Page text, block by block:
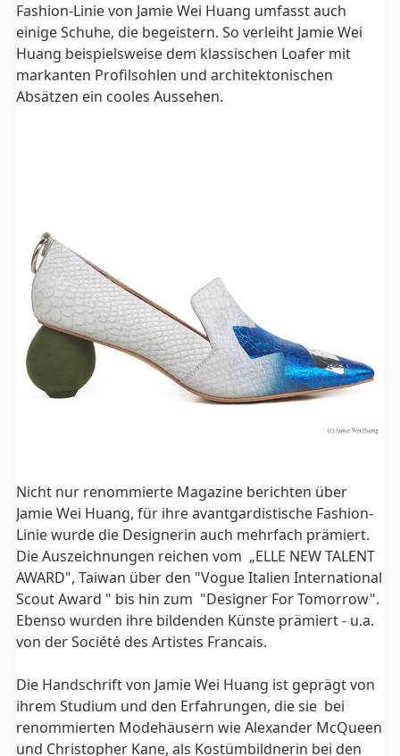
Fashion-Linie von Jamie Wei Huang umfasst auch
einige Schuhe, die begeistern. So verleiht Jamie Wei
Huang beispielsweise dem klassischen Loafer mit
markanten Profilsohlen und architektonischen
Absätzen ein cooles Aussehen.
Nicht nur renommierte Magazine berichten über
Jamie Wei Huang, für ihre avantgardistische Fashion-
Linie wurde die Designerin auch mehrfach prämiert.
Die Auszeichnungen reichen vom „ELLE NEW TALENT
AWARD", Taiwan über den "Vogue Italien International
Scout Award " bis hin zum "Designer For Tomorrow".
Ebenso wurden ihre bildenden Künste prämiert - u.a.
von der Société des Artistes Francais.
Die Handschrift von Jamie Wei Huang ist geprägt von
ihrem Studium und den Erfahrungen, die sie bei
renommierten Modehäusern wie Alexander McQueen
und Christopher Kane, als Kostümbildnerin bei den